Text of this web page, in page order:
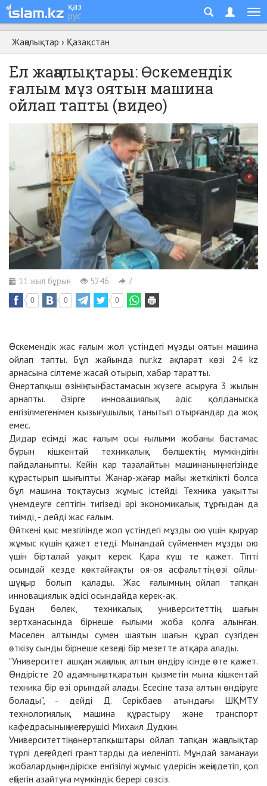
қаз
рус
Жаңалықтар › Қазақстан
Ел жаңалықтары: Өскемендік
ғалым мұз оятын машина
ойлап тапты (видео)
11 жыл бұрын 5246 7
0 0 0
Өскемендік жас ғалым жол үстіндегі мұзды оятын машина
ойлап тапты. Бұл жайында nur.kz ақпарат көзі 24 kz
арнасына сілтеме жасай отырып, хабар таратты.
Өнертапқыш өзінің тың бастамасын жүзеге асыруға 3 жылын
арнапты. Әзірге инновациялық әдіс қолданысқа
енгізілмегенімен қызығушылық танытып отырғандар да жоқ
емес.
Дидар есімді жас ғалым осы ғылыми жобаны бастамас
бұрын кішкентай техникалық бөлшектің мүмкіндігін
пайдаланыпты. Кейін қар тазалайтын машинаның негізінде
құрастырып шығыпты. Жанар-жағар майы жеткілікті болса
бұл машина тоқтаусыз жұмыс істейді. Техника уақытты
үнемдеуге септігін тигізеді әрі экономикалық тұрғыдан да
тиімді, - дейді жас ғалым.
Өйткені қыс мезгілінде жол үстіндегі мұзды ою үшін қыруар
жұмыс күшін қажет етеді. Мынандай сүйменмен мұзды ою
үшін бірталай уақыт керек. Қара күш те қажет. Тіпті
осындай кезде көктайғақты оя-оя асфальттің өзі ойлы-
шұңқыр болып қалады. Жас ғалымның ойлап тапқан
инновациялық әдісі осындайда керек-ақ.
Бұдан бөлек, техникалық университеттің шағын
зертханасында бірнеше ғылыми жоба қолға алынған.
Мәселен алтынды сумен шаятын шағын құрал сүзгіден
өткізу сынды бірнеше кезеңді бір мезетте атқара алады.
"Университет ашқан жаңалық алтын өндіру ісінде өте қажет.
Өндірісте 20 адамның атқаратын қызметін мына кішкентай
техника бір өзі орындай алады. Есесіне таза алтын өндіруге
болады", - дейді Д. Серікбаев атындағы ШҚМТУ
технологиялық машина құрастыру және транспорт
кафедрасының меңгерушісі Михаил Дудкин.
Университеттің өнертапқыштары ойлап тапқан жаңалықтар
түрлі деңгейдегі гранттарды да иеленіпті. Мұндай заманауи
жобалардың өндіріске енгізілуі жұмыс үдерісін жеңілдетіп, қол
еңбегін азайтуға мүмкіндік берері сөзсіз.